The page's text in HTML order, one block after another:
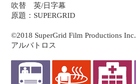
吹替 英/日字幕
原題：SUPERGRID
©2018 SuperGrid Film Productions Inc.
アルバトロス